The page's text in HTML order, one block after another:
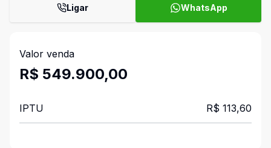
Ligar WhatsApp
Valor venda
R$ 549.900,00
IPTU R$ 113,60